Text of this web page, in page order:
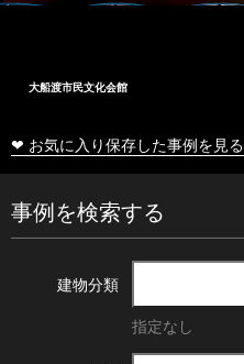
大船渡市民文化会館
❤ お気に入り保存した事例を見る
事例を検索する
建物分類
指定なし